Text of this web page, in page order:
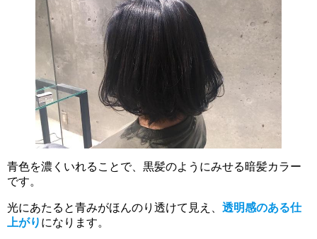
青色を濃くいれることで、黒髪のようにみせる暗髪カラー
です。
光にあたると青みがほんのり透けて見え、 透明感のある仕
上がり になります。